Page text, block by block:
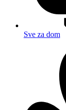
Sve za dom